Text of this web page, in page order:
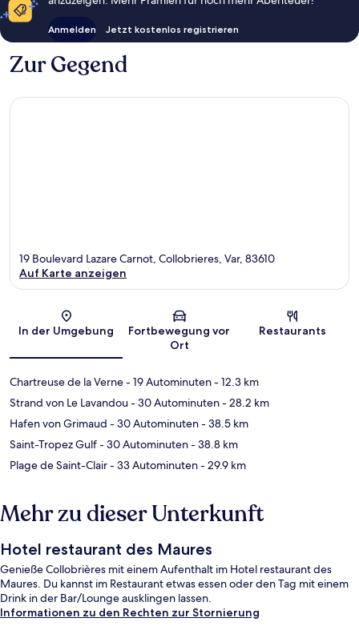
Anmelden Jetzt kostenlos registrieren
Zur Gegend
Karte
19 Boulevard Lazare Carnot, Collobrieres, Var, 83610
Auf Karte anzeigen
In der Umgebung
Fortbewegung vor
Ort
Restaurants
Chartreuse de la Verne- 19 Autominuten- 12.3 km
Strand von Le Lavandou- 30 Autominuten- 28.2 km
Hafen von Grimaud - 30 Autominuten- 38.5 km
Saint-Tropez Gulf- 30 Autominuten- 38.8 km
Plage de Saint-Clair- 33 Autominuten- 29.9 km
Mehr zu dieser Unterkunft
Hotel restaurant des Maures
Genieße Collobrières mit einem Aufenthalt im Hotel restaurant des
Maures. Du kannst im Restaurant etwas essen oder den Tag mit einem
Drink in der Bar/Lounge ausklingen lassen.
Informationen zu den Rechten zur Stornierung